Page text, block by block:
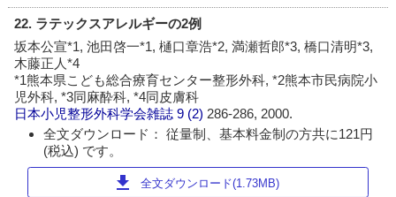
22. ラテックスアレルギーの2例
坂本公宣*1, 池田啓一*1, 樋口章浩*2, 満瀬哲郎*3, 橋口清明*3,
木藤正人*4
*1熊本県こども総合療育センター整形外科, *2熊本市民病院小
児外科, *3同麻酔科, *4同皮膚科
日本小児整形外科学会雑誌 9 (2) 286-286, 2000.
全文ダウンロード： 従量制、基本料金制の方共に121円
(税込) です。
download 全文ダウンロード(1.73MB)